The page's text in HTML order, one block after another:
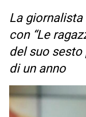
La
con “Le
del suo sesto
di un anno